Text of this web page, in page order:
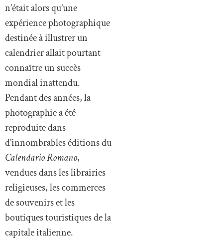
n’était alors qu’une
expérience photographique
destinée à illustrer un
calendrier allait pourtant
connaître un succès
mondial inattendu.
Pendant des années, la
photographie a été
reproduite dans
d’innombrables éditions du
Calendario Romano,
vendues dans les librairies
religieuses, les commerces
de souvenirs et les
boutiques touristiques de la
capitale italienne.